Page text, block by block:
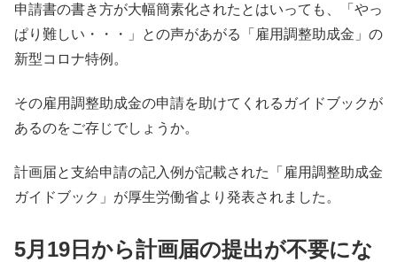
申請書の書き方が大幅簡素化されたとはいっても、「やっ
ぱり難しい・・・」との声があがる「雇用調整助成金」の
新型コロナ特例。
その雇用調整助成金の申請を助けてくれるガイドブックが
あるのをご存じでしょうか。
計画届と支給申請の記入例が記載された「雇用調整助成金
ガイドブック」が厚生労働省より発表されました。
5月19日から計画届の提出が不要にな